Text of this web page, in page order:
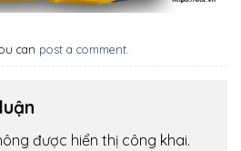
can post a comment
được hiển thị công khai.